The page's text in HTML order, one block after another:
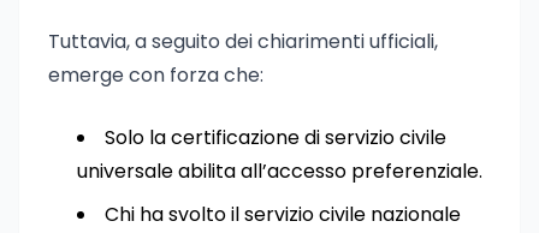
Tuttavia, a seguito dei chiarimenti ufficiali,
emerge con forza che:
Solo la certificazione di servizio civile
universale abilita all’accesso preferenziale.
Chi ha svolto il servizio civile nazionale